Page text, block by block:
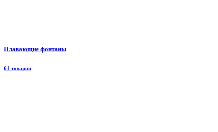
Плавающие фонтаны
61 товаров